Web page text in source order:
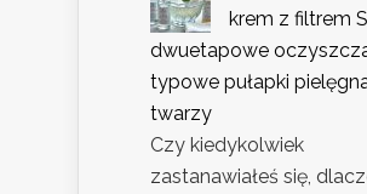
krem z filtrem
dwuetapowe
typowe pułapki
twarzy
Czy kiedykolwiek
zastanawiałeś się,